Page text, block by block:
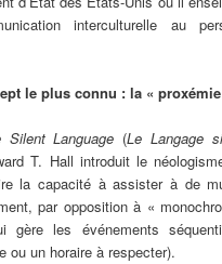
interculturelle au
le plus connu : la «
Silent Language (Le Langage
T. Hall introduit le
la capacité à assister à de
par opposition à «
gère les événements
ou un horaire à respecter).